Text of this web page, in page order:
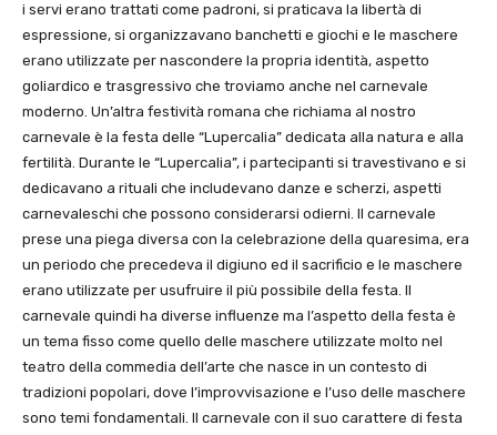
i servi erano trattati come padroni, si praticava la libertà di
espressione, si organizzavano banchetti e giochi e le maschere
erano utilizzate per nascondere la propria identità, aspetto
goliardico e trasgressivo che troviamo anche nel carnevale
moderno. Un’altra festività romana che richiama al nostro
carnevale è la festa delle “Lupercalia” dedicata alla natura e alla
fertilità. Durante le “Lupercalia”, i partecipanti si travestivano e si
dedicavano a rituali che includevano danze e scherzi, aspetti
carnevaleschi che possono considerarsi odierni. Il carnevale
prese una piega diversa con la celebrazione della quaresima, era
un periodo che precedeva il digiuno ed il sacrificio e le maschere
erano utilizzate per usufruire il più possibile della festa. Il
carnevale quindi ha diverse influenze ma l’aspetto della festa è
un tema fisso come quello delle maschere utilizzate molto nel
teatro della commedia dell’arte che nasce in un contesto di
tradizioni popolari, dove l’improvvisazione e l’uso delle maschere
sono temi fondamentali. Il carnevale con il suo carattere di festa